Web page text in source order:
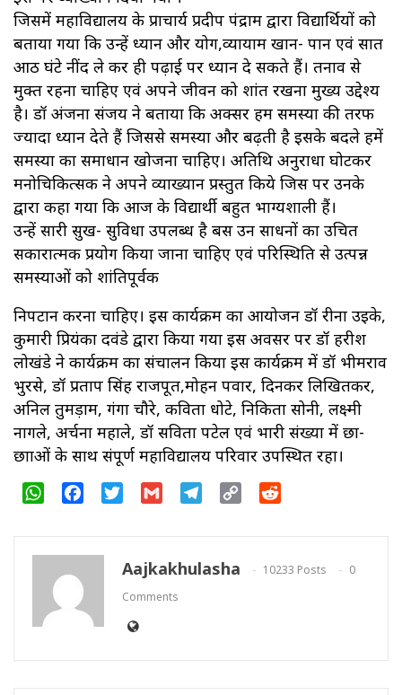
जिसमें महाविद्यालय के प्राचार्य प्रदीप पंद्राम द्वारा विद्यार्थियों को
बताया गया कि उन्हें ध्यान और योग,व्यायाम खान- पान एवं सात
आठ घंटे नींद ले कर ही पढ़ाई पर ध्यान दे सकते हैं। तनाव से
मुक्त रहना चाहिए एवं अपने जीवन को शांत रखना मुख्य उद्देश्य
है। डॉ अंजना संजय ने बताया कि अक्सर हम समस्या की तरफ
ज्यादा ध्यान देते हैं जिससे समस्या और बढ़ती है इसके बदले हमें
समस्या का समाधान खोजना चाहिए। अतिथि अनुराधा घोटकर
मनोचिकित्सक ने अपने व्याख्यान प्रस्तुत किये जिस पर उनके
द्वारा कहा गया कि आज के विद्यार्थी बहुत भाग्यशाली हैं।
उन्हें सारी सुख- सुविधा उपलब्ध है बस उन साधनों का उचित
सकारात्मक प्रयोग किया जाना चाहिए एवं परिस्थिति से उत्पन्न
समस्याओं को शांतिपूर्वक
निपटान करना चाहिए। इस कार्यक्रम का आयोजन डॉ रीना उइके,
कुमारी प्रियंका दवंडे द्वारा किया गया इस अवसर पर डॉ हरीश
लोखंडे ने कार्यक्रम का संचालन किया इस कार्यक्रम में डॉ भीमराव
भुरसे, डॉ प्रताप सिंह राजपूत,मोहन पवार, दिनकर लिखितकर,
अनिल तुमड़ाम, गंगा चौरे, कविता धोटे, निकिता सोनी, लक्ष्मी
नागले, अर्चना महाले, डॉ सविता पटेल एवं भारी संख्या में छात्र-
छात्राओं के साथ संपूर्ण महाविद्यालय परिवार उपस्थित रहा।
WhatsAppFacebookTwitter Gmail Telegram
Copy
Aajkakhulasha 10233 Posts
0
Comments